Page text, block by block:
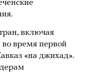
включая
время первой
«на джихад».